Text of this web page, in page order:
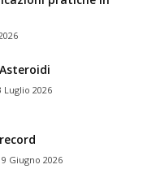
Luglio 2026
Giugno 2026